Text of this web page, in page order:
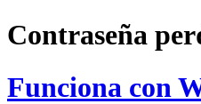
Contraseña
Funciona con